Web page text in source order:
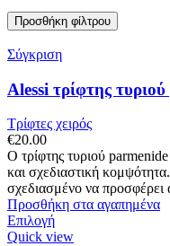
Προσθήκη φίλτρου
Σύγκριση
Alessi τρίφτης
Τρίφτες χειρός
€20.00
Ο τρίφτης τυριού
και σχεδιαστική
σχεδιασμένο να προσφέρει
Προσθήκη στα αγαπημένα
ΕπιλογήΑυτό
το
Quick view